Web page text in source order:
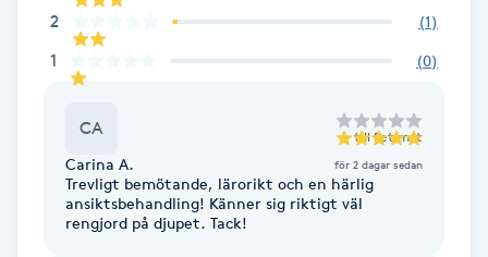
Fettreducering
Fibromassage
Fotmassage
2 (1)
1 (0)
CA till Petimat
Carina A. för 2 dagar sedan
Trevligt bemötande, lärorikt och en härlig
ansiktsbehandling! Känner sig riktigt väl
rengjord på djupet. Tack!